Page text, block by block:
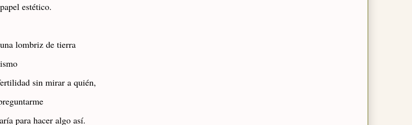
estético.
lombriz de tierra
sin mirar a quién,
para hacer algo así.